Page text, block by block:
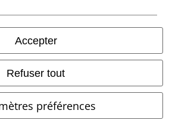
Accepter
Refuser tout
préférences
Cependant, ils ne comprennent pasles frais
BV
EMP